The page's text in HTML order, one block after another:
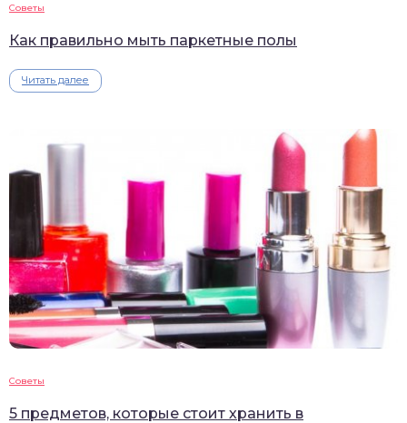
Советы
Как правильно мыть паркетные полы
Читать далее
Советы
5 предметов, которые стоит хранить в